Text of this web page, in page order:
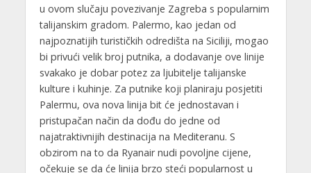
u ovom slučaju povezivanje Zagreba s popularnim
talijanskim gradom. Palermo, kao jedan od
najpoznatijih turističkih odredišta na Siciliji, mogao
bi privući velik broj putnika, a dodavanje ove linije
svakako je dobar potez za ljubitelje talijanske
kulture i kuhinje. Za putnike koji planiraju posjetiti
Palermu, ova nova linija bit će jednostavan i
pristupačan način da dođu do jedne od
najatraktivnijih destinacija na Mediteranu. S
obzirom na to da Ryanair nudi povoljne cijene,
očekuje se da će linija brzo steći popularnost u